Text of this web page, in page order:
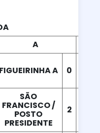
A
FIGUEIRINHA A 0
SÃO
FRANCISCO /
POSTO
PRESIDENTE
2